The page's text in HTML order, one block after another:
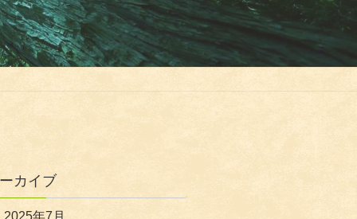
カイブ
2025年7月